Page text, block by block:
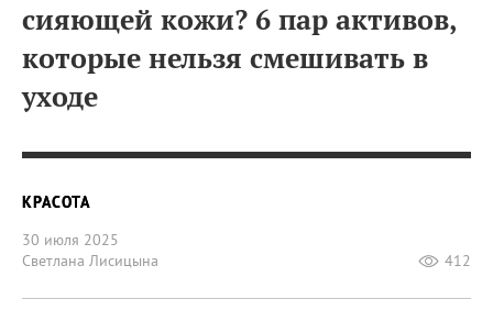
сияющей кожи? 6 пар активов,
которые нельзя смешивать в
уходе
КРАСОТА
30 июля 2025
Светлана Лисицына
412